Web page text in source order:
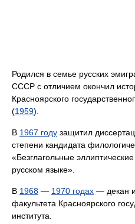
Родился в семье русских
СССР с отличием окончил
Красноярского
(1959).
В 1967 году защитил
степени кандидата
«Безглагольные
русском языке».
В 1968 — 1970 годах — декан
факультета Красноярского
института.